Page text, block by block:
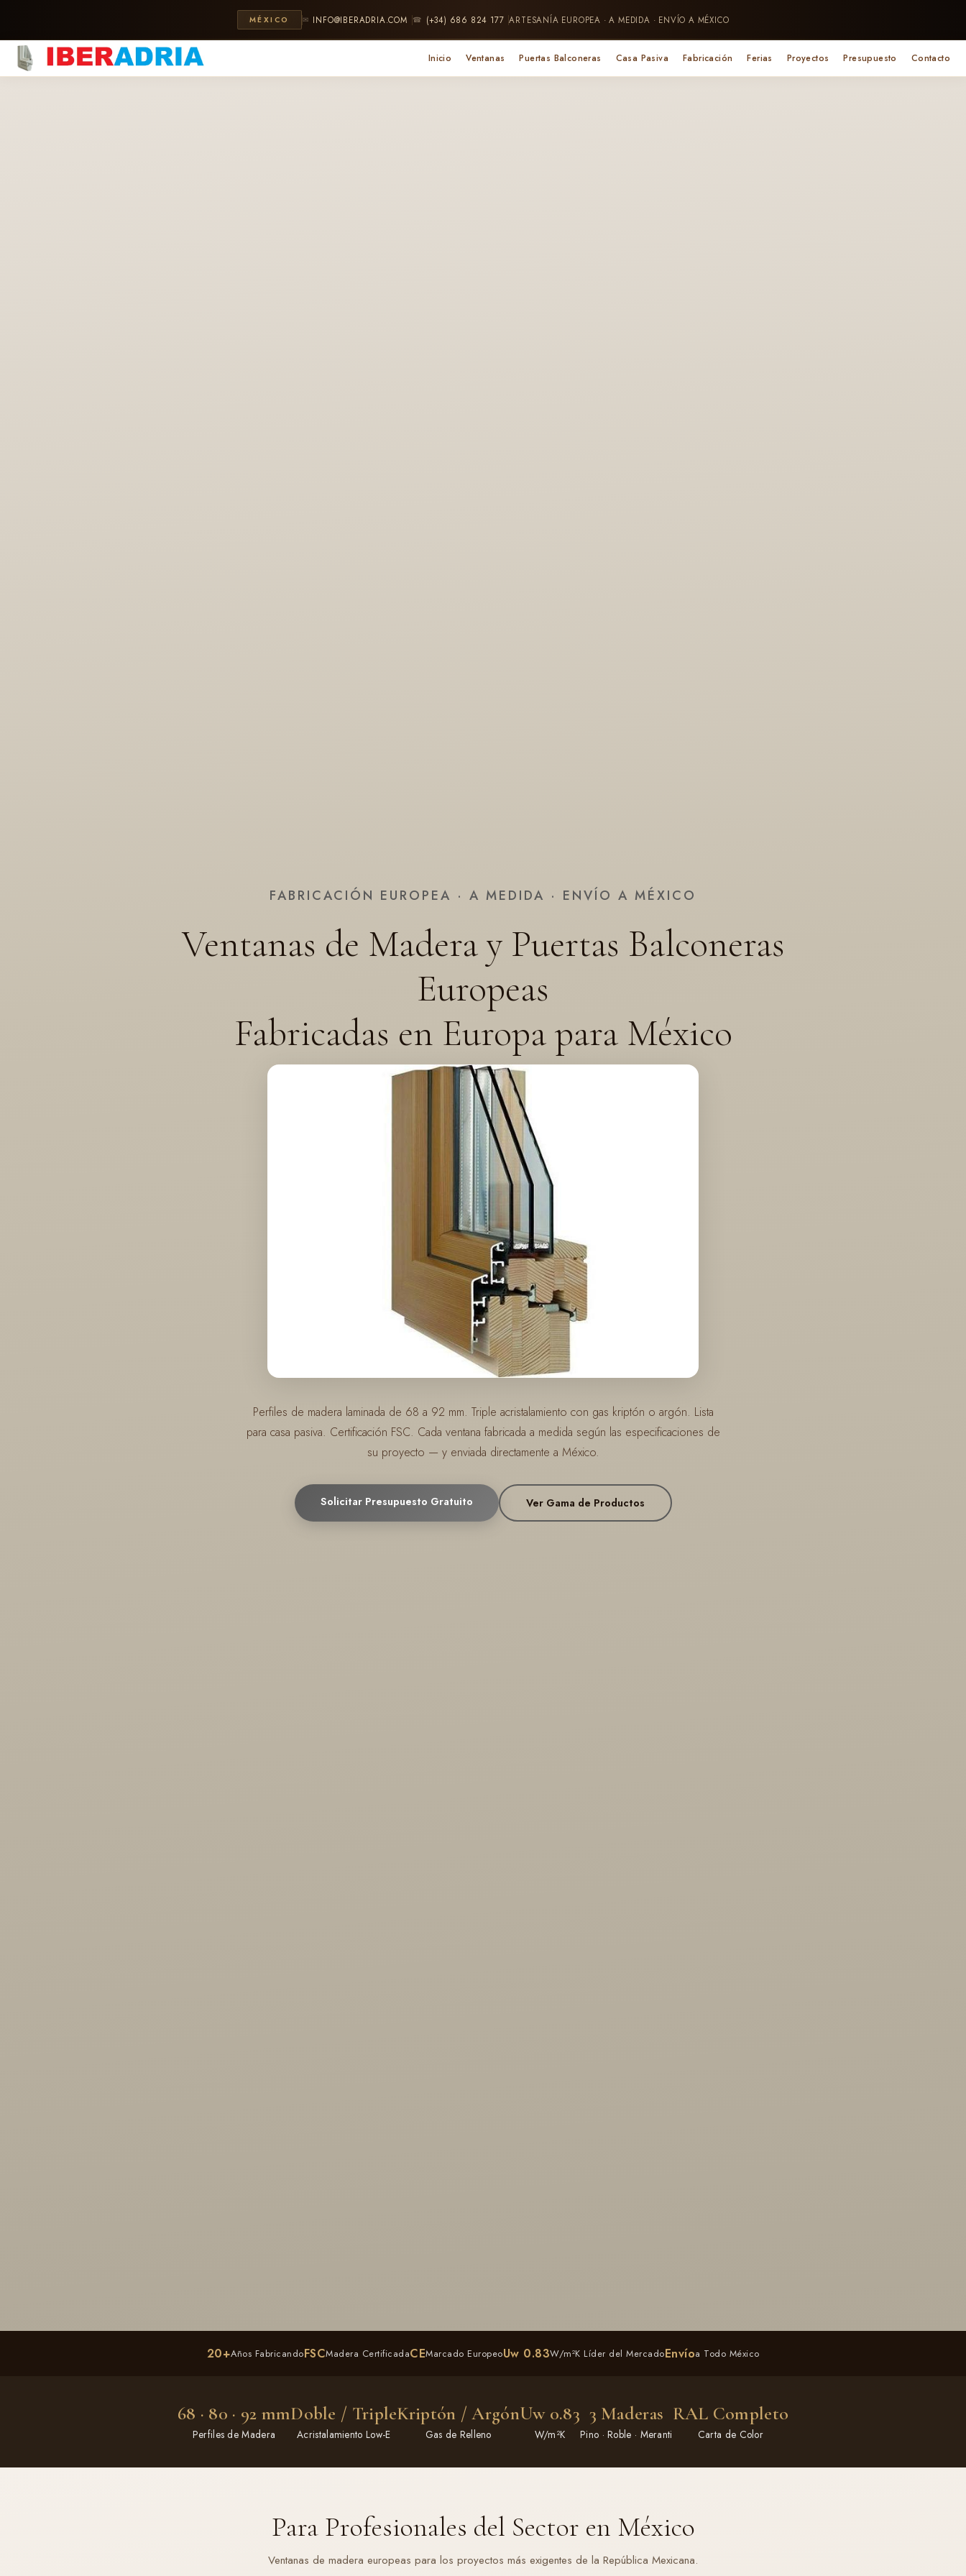
MÉXICO ✉ INFO@IBERADRIA.COM ☎ (+34) 686 824 177 ARTESANÍA EUROPEA · A MEDIDA · ENVÍO A MÉXICO
Inicio Ventanas Puertas Balconeras Casa Pasiva Fabricación Ferias Proyectos Presupuesto Contacto
FABRICACIÓN EUROPEA · A MEDIDA · ENVÍO A MÉXICO
Ventanas de Madera y Puertas Balconeras
Europeas
Fabricadas en Europa para México
Perfiles de madera laminada de 68 a 92 mm. Triple acristalamiento con gas kriptón o argón. Lista
para casa pasiva. Certificación FSC. Cada ventana fabricada a medida según las especificaciones de
su proyecto — y enviada directamente a México.
Solicitar Presupuesto Gratuito Ver Gama de Productos
20+Años FabricandoFSCMadera CertificadaCEMarcado EuropeoUw 0.83W/m²K Líder del MercadoEnvíoa Todo México
68 · 80 · 92 mm
Perfiles de Madera
Doble / Triple
Acristalamiento Low-E
Kriptón / Argón
Gas de Relleno
Uw 0.83
W/m²K
3 Maderas
Pino · Roble · Meranti
RAL Completo
Carta de Color
Para Profesionales del Sector en México
Ventanas de madera europeas para los proyectos más exigentes de la República Mexicana.